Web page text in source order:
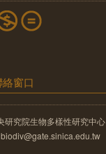
窗口
研究院生物多樣性研究中心